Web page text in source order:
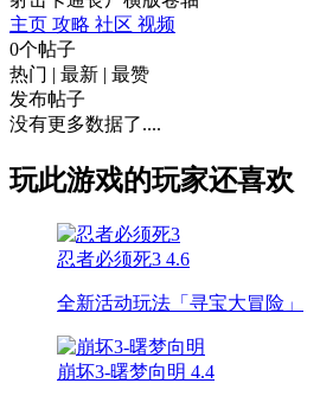
主页 攻略 社区 视频
0个帖子
热门 | 最新 | 最赞
发布帖子
没有更多数据了....
玩此游戏的玩家还喜欢
忍者必须死3 4.6
全新活动玩法「寻宝大冒险」
崩坏3-曙梦向明 4.4